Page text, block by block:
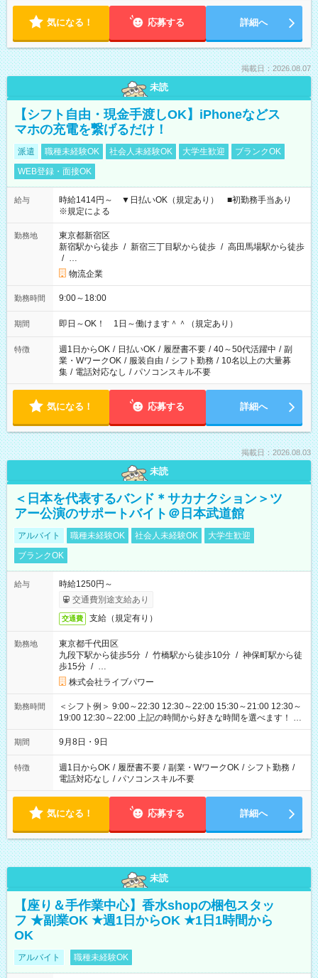
気になる！ 応募する 詳細へ
掲載日：2026.08.07
未読
【シフト自由・現金手渡しOK】iPhoneなどス
マホの充電を繋げるだけ！
派遣 職種未経験OK 社会人未経験OK 大学生歓迎
ブランクOK
WEB登録・面接OK
給与
時給1414円～ ▼日払いOK（規定あり） ■初勤務手当あり
※規定による
勤務地
東京都新宿区
新宿駅から徒歩 / 新宿三丁目駅から徒歩 / 高田馬場駅から徒歩
/ …
物流企業
勤務時間 9:00～18:00
期間 即日～OK！ 1日～働けます＾＾（規定あり）
特徴 週1日からOK / 日払いOK / 履歴書不要 / 40～50代活躍中 / 副
業・WワークOK / 服装自由 / シフト勤務 / 10名以上の大量募
集 / 電話対応なし / パソコンスキル不要
気になる！ 応募する 詳細へ
掲載日：2026.08.03
未読
＜日本を代表するバンド＊サカナクション＞ツ
アー公演のサポートバイト＠日本武道館
アルバイト 職種未経験OK 社会人未経験OK
大学生歓迎
ブランクOK
給与
時給1250円～
交通費別途支給あり
交通費 支給（規定有り）
勤務地
東京都千代田区
九段下駅から徒歩5分 / 竹橋駅から徒歩10分 / 神保町駅から徒
歩15分 / …
株式会社ライブパワー
勤務時間
＜シフト例＞ 9:00～22:30 12:30～22:00 15:30～21:00 12:30～
19:00 12:30～22:00 上記の時間から好きな時間を選べます！ ※
時間は変更となる可能性があります
期間 9月8日・9日
特徴 週1日からOK / 履歴書不要 / 副業・WワークOK / シフト勤務 /
電話対応なし / パソコンスキル不要
気になる！ 応募する 詳細へ
未読
【座り＆手作業中心】香水shopの梱包スタッ
フ ★副業OK ★週1日からOK ★1日1時間から
OK
アルバイト 職種未経験OK